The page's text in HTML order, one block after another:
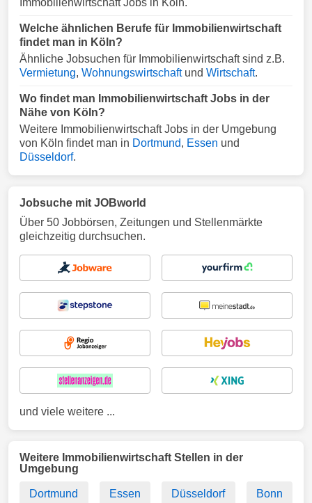
Immobilienwirtschaft Jobs in Köln.
Welche ähnlichen Berufe für Immobilienwirtschaft
findet man in Köln?
Ähnliche Jobsuchen für Immobilienwirtschaft sind z.B.
Vermietung, Wohnungswirtschaftund Wirtschaft.
Wo findet man Immobilienwirtschaft Jobs in der
Nähe von Köln?
Weitere Immobilienwirtschaft Jobs in der Umgebung
von Köln findet man in Dortmund, Essen und
Düsseldorf.
Jobsuche mit JOBworld
Über 50 Jobbörsen, Zeitungen und Stellenmärkte
gleichzeitig durchsuchen.
und viele weitere ...
Weitere Immobilienwirtschaft Stellen in der
Umgebung
Dortmund Essen Düsseldorf Bonn